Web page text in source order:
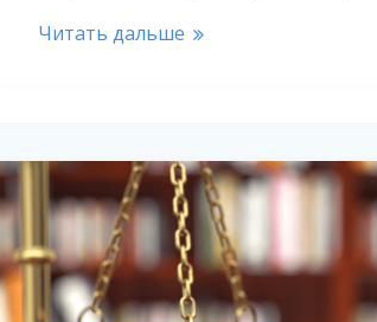
Читать дальше